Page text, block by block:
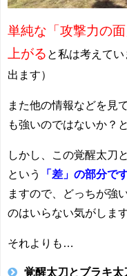
単純な「攻撃力の
上がる と私は考えて
出ます）
また他の情報などを見
も強いのではないか？
しかし、この覚醒太刀
という
「差」の部分で
ますので、どっちが強
のはいらない気がします
それよりも…
覚醒太刀とブラキ太